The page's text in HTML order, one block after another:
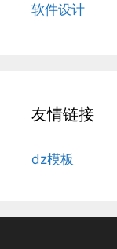
软件设计
友情链接
dz模板